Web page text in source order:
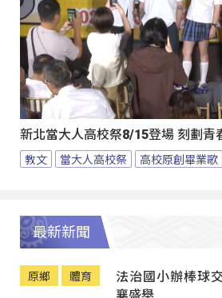
新北當大人高校祭8/15登場 刻劃青
教文 當大人高校祭 高校原創畢業歌
最新新聞
原鄉 體育
法治國小辦棒球
襄盛舉